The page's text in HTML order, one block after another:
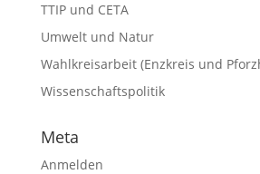
TTIP und CETA
Umwelt und Natur
Wahlkreisarbeit (Enzkreis und
Wissenschaftspolitik
Meta
Anmelden